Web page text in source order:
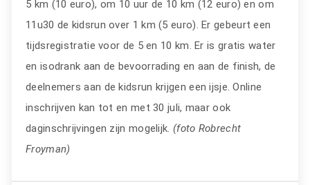
5 km (10 euro), om 10 uur de 10 km (12 euro) en om
11u30 de kidsrun over 1 km (5 euro). Er gebeurt een
tijdsregistratie voor de 5 en 10 km. Er is gratis water
en isodrank aan de bevoorrading en aan de finish, de
deelnemers aan de kidsrun krijgen een ijsje. Online
inschrijven kan tot en met 30 juli, maar ook
daginschrijvingen zijn mogelijk. (foto Robrecht
Froyman)